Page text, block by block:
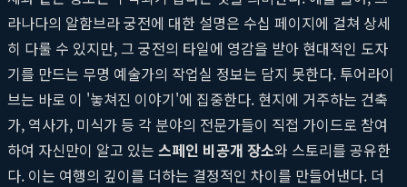
라나다의 알함브라 궁전에 대한 설명은 수십 페이지에 걸쳐 상세
히 다룰 수 있지만, 그 궁전의 타일에 영감을 받아 현대적인 도자
기를 만드는 무명 예술가의 작업실 정보는 담지 못한다. 투어라이
브는 바로 이 '놓쳐진 이야기'에 집중한다. 현지에 거주하는 건축
가, 역사가, 미식가 등 각 분야의 전문가들이 직접 가이드로 참여
하여 자신만이 알고 있는 스페인 비공개 장소와 스토리를 공유한
다. 이는 여행의 깊이를 더하는 결정적인 차이를 만들어낸다. 더